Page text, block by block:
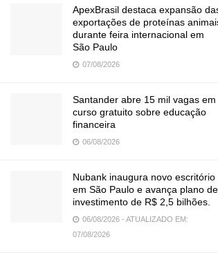
ApexBrasil destaca expansão
exportações de proteínas
durante feira internacional em
São Paulo
07/08/2026
Santander abre 15 mil vagas em
curso gratuito sobre educação
financeira
06/08/2026
Nubank inaugura novo escritório
em São Paulo e avança plano de
investimento de R$ 2,5 bilhões.
06/08/2026 - ATUALIZADO EM:
07/08/2026